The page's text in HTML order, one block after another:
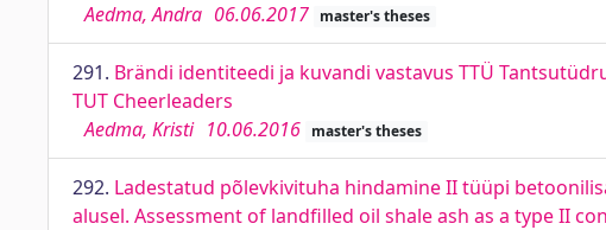
Aedma, Andra 06.06.2017 master's theses
291. Brändi identiteedi ja kuvandi vastavus TTÜ
TUT Cheerleaders
Aedma, Kristi 10.06.2016 master's theses
292. Ladestatud põlevkivituha hindamine II tüüpi
alusel. Assessment of landfilled oil shale ash as a type II